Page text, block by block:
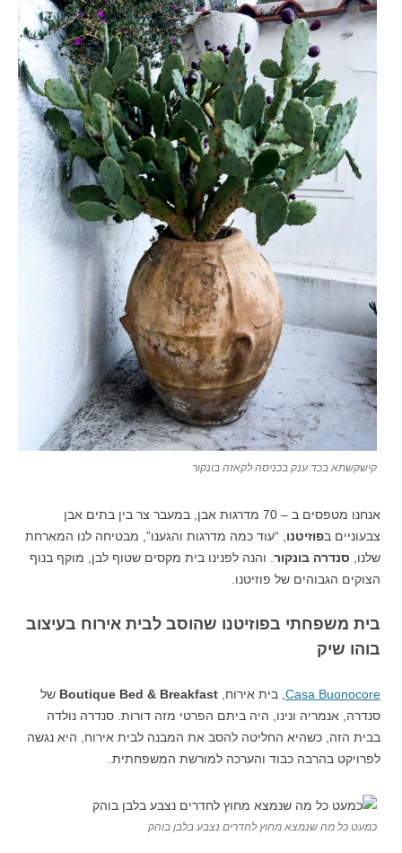
קישקשתא בכד ענק בכניסה לקאזה בונקור
אנחנו מטפסים ב – 70 מדרגות אבן, במעבר צר בין בתים אבן
צבעוניים בפוזיטנו, “עוד כמה מדרגות והגענו”, מבטיחה לנו המארחת
שלנו, סנדרה בונקור. והנה לפנינו בית מקסים שטוף לבן, מוקף בנוף
הצוקים הגבוהים של פוזיטנו.
בית משפחתי בפוזיטנו שהוסב לבית אירוח בעיצוב
בוהו שיק
Casa Buonocore, בית אירוח, Boutique Bed & Breakfast של
סנדרה, אנמריה ונינו, היה ביתם הפרטי מזה דורות. סנדרה נולדה
בבית הזה, כשהיא החליטה להסב את המבנה לבית אירוח, היא נגשה
לפרויקט בהרבה כבוד והערכה למורשת המשפחתית.
כמעט כל מה שנמצא מחוץ לחדרים נצבע בלבן בוהק